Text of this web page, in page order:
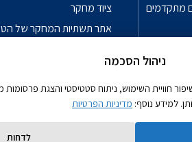
מתקדמים
ציוד מחקר
אתר תשתיות המחקר של
ניהול הסכמה
חוויית השימוש, ניתוח סטטיסטי והצגת פרסומות
למידע נוסף: מדיניות הפרטיות
לדחות